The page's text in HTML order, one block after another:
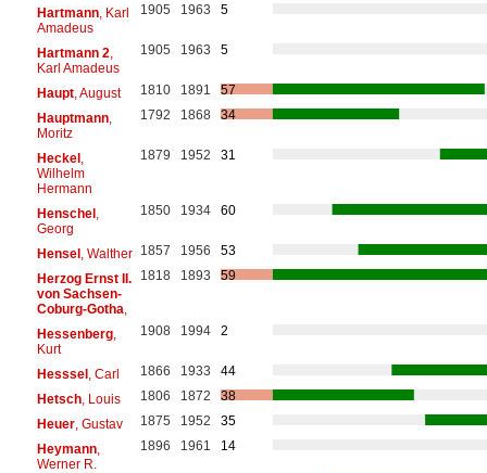
Hartmann, Karl
Amadeus
1905 1963 5
Hartmann 2
Karl Amadeus
1905 1963 5
Haupt, August 1810 1891
57
Hauptmann,
Moritz
1792 1868 34
Heckel,
Wilhelm
Hermann
1879 1952 31
Henschel,
Georg
1850 1934 60
Hensel, Walther 1857 1956
53
Herzog Ernst II.
von Sachsen-
Coburg-Gotha
1818 1893 59
Hessenberg,
Kurt
1908 1994 2
Hesssel, Carl 1866 1933
44
Hetsch, Louis 1806 1872
38
Heuer, Gustav 1875 1952
35
Heymann,
Werner R.
1896 1961 14